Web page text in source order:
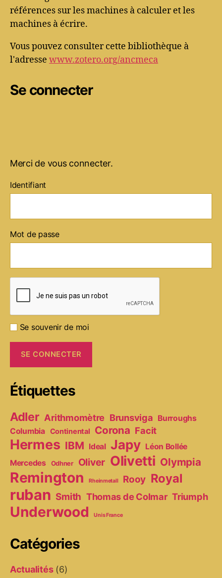
références sur les machines à calculer et les
machines à écrire.
Vous pouvez consulter cette bibliothèque à
l'adresse www.zotero.org/ancmeca
Se connecter
Merci de vous connecter.
Identifiant
Mot de passe
Se souvenir de moi
Étiquettes
Adler Arithmomètre Brunsviga Burroughs
Columbia Continental Corona Facit
Hermes IBM Ideal Japy Léon Bollée
Mercedes
Odhner Oliver Olivetti Olympia
Remington Rheinmetall Rooy Royal
ruban Smith Thomas de Colmar Triumph
Underwood Unis France
Catégories
Actualités(6)